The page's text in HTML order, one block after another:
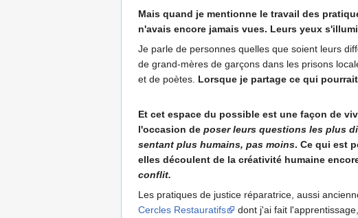
Mais quand je mentionne le travail des
n'avais encore jamais vues. Leurs yeux
Je parle de personnes quelles que soient leurs
de grand-mères de garçons dans les prisons
et de poètes. Lorsque je partage ce qui
Et cet espace du possible est une façon de
l'occasion de poser leurs questions les plus
sentant plus humains, pas moins. Ce qui est
elles découlent de la créativité humaine
conflit.
Les pratiques de justice réparatrice, aussi
Cercles Restauratifs
dont j'ai fait